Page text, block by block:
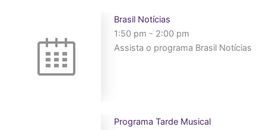
Brasil Notícias
1:50 pm - 2:00 pm
Assista o programa Brasil Notícias
Programa Tarde Musical